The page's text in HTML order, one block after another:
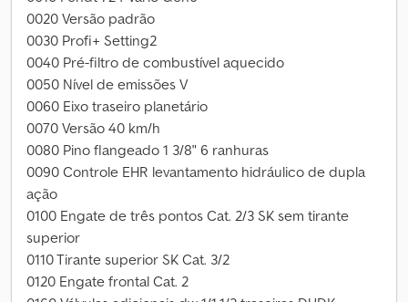
0020 Versão padrão
0030 Profi+ Setting2
0040 Pré-filtro de combustível aquecido
0050 Nível de emissões V
0060 Eixo traseiro planetário
0070 Versão 40 km/h
0080 Pino flangeado 1 3/8" 6 ranhuras
0090 Controle EHR levantamento hidráulico de dupla
ação
0100 Engate de três pontos Cat. 2/3 SK sem tirante
superior
0110 Tirante superior SK Cat. 3/2
0120 Engate frontal Cat. 2